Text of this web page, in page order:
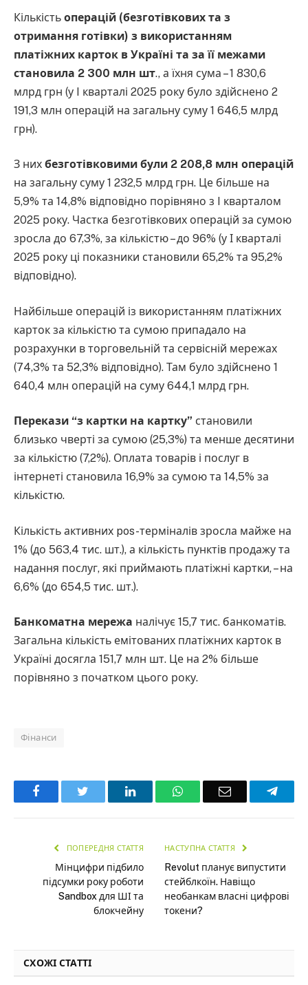
Кількість операцій (безготівкових та з
отримання готівки) з використанням
платіжних карток в Україні та за її межами
становила 2 300 млн шт., а їхня сума – 1 830,6
млрд грн (у I кварталі 2025 року було здійснено 2
191,3 млн операцій на загальну суму 1 646,5 млрд
грн).
З них безготівковими були 2 208,8 млн операцій
на загальну суму 1 232,5 млрд грн. Це більше на
5,9% та 14,8% відповідно порівняно з I кварталом
2025 року. Частка безготівкових операцій за сумою
зросла до 67,3%, за кількістю – до 96% (у І кварталі
2025 року ці показники становили 65,2% та 95,2%
відповідно).
Найбільше операцій із використанням платіжних
карток за кількістю та сумою припадало на
розрахунки в торговельній та сервісній мережах
(74,3% та 52,3% відповідно). Там було здійснено 1
640,4 млн операцій на суму 644,1 млрд грн.
Перекази “з картки на картку” становили
близько чверті за сумою (25,3%) та менше десятини
за кількістю (7,2%). Оплата товарів і послуг в
інтернеті становила 16,9% за сумою та 14,5% за
кількістю.
Кількість активних pos-терміналів зросла майже на
1% (до 563,4 тис. шт.), а кількість пунктів продажу та
надання послуг, які приймають платіжні картки, – на
6,6% (до 654,5 тис. шт.).
Банкоматна мережа налічує 15,7 тис. банкоматів.
Загальна кількість емітованих платіжних карток в
Україні досягла 151,7 млн шт. Це на 2% більше
порівняно з початком цього року.
Фінанси
Facebook LinkedInWhatsAppEmail
ПОПЕРЕДНЯ СТАТТЯ
Мінцифри підбило
підсумки року роботи
Sandbox для ШІ та
блокчейну
НАСТУПНА СТАТТЯ
Revolut планує випустити
стейблкоїн. Навіщо
необанкам власні цифрові
токени?
СХОЖІ СТАТТІ